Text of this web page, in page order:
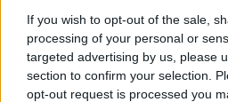
If you wish to opt-out of the sale,
processing of your personal or
targeted advertising by us, please
section to confirm your selection.
opt-out request is processed you
Θερμοκρασία: Από 14 έως 26
Στο εσωτερικό της Ηπείρου
χαμηλότερη.